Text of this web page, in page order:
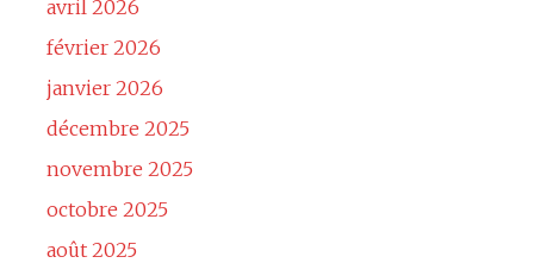
avril 2026
février 2026
janvier 2026
décembre 2025
novembre 2025
octobre 2025
août 2025